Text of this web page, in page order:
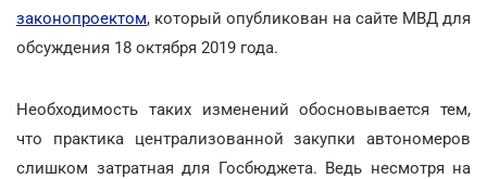
законопроектом, который опубликован на сайте МВД для
обсуждения 18 октября 2019 года.
Необходимость таких изменений обосновывается тем,
что практика централизованной закупки автономеров
слишком затратная для Госбюджета. Ведь несмотря на